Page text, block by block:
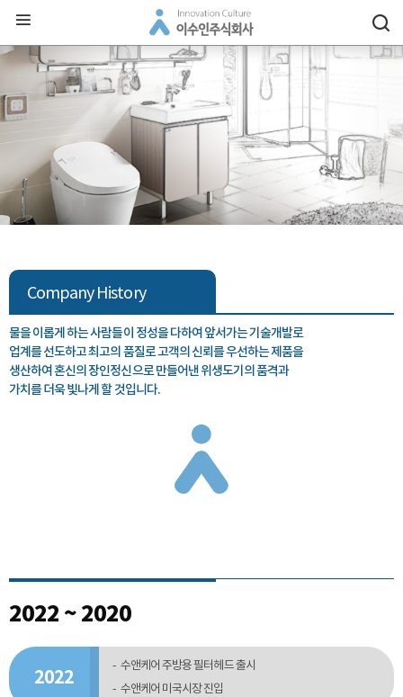
Company History
물을 이롭게 하는 사람들이 정성을 다하여 앞서가는 기술개발로
업계를 선도하고 최고의 품질로 고객의 신뢰를 우선하는 제품을
생산하여 혼신의 장인정신으로 만들어낸 위생도기의 품격과
가치를 더욱 빛나게 할 것입니다.
2022 ~ 2020
2022
수앤케어 주방용 필터헤드 출시
수앤케어 미국시장 진입